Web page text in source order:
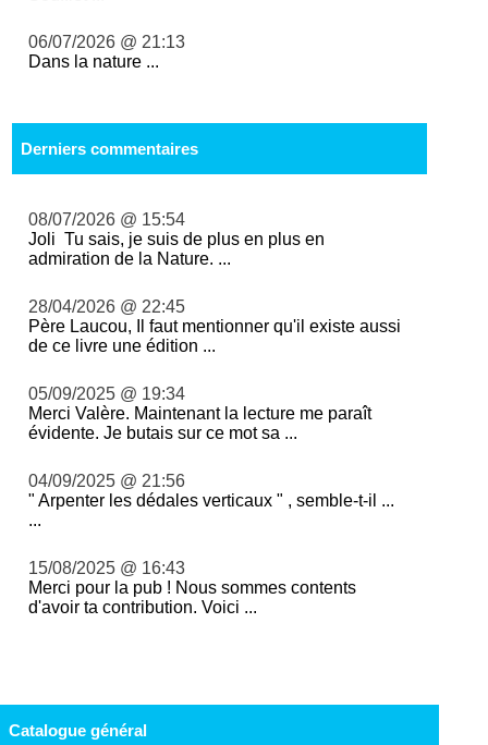
06/07/2026 @ 21:13
Dans la nature ...
Derniers commentaires
08/07/2026 @ 15:54
Joli Tu sais, je suis de plus en plus en
admiration de la Nature. ...
28/04/2026 @ 22:45
Père Laucou, Il faut mentionner qu'il existe aussi
de ce livre une édition ...
05/09/2025 @ 19:34
Merci Valère. Maintenant la lecture me paraît
évidente. Je butais sur ce mot sa ...
04/09/2025 @ 21:56
" Arpenter les dédales verticaux " , semble-t-il ...
...
15/08/2025 @ 16:43
Merci pour la pub ! Nous sommes contents
d'avoir ta contribution. Voici ...
Catalogue général